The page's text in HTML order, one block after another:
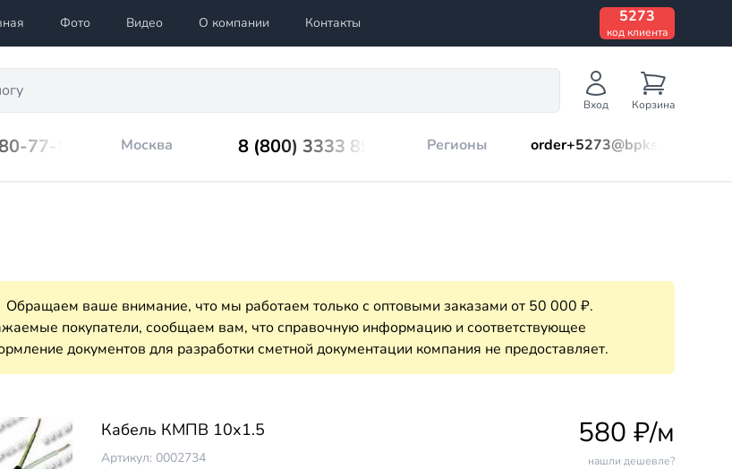
Фото Видео О компании Контакты 5273
код клиента
Вход Корзина
77-98 Москва 8 (800) 3333 899 Регионы order+5273@bpks.ru
Обращаем ваше внимание, что мы работаем только с оптовыми заказами от 50 000 ₽.
покупатели, сообщаем вам, что справочную информацию и соответствующее
документов для разработки сметной документации компания не предоставляет.
Кабель КМПВ 10х1.5
Артикул: 0002734
580 ₽/м
нашли дешевле?